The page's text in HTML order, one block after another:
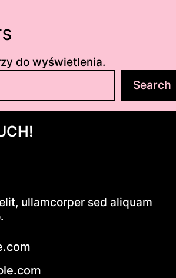
do wyświetlenia.
Search
ullamcorper sed aliquam